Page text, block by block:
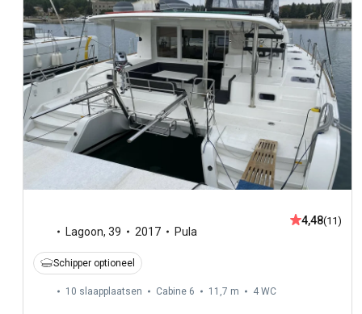
Lagoon, 39 2017 Pula
4,48(11)
Schipper optioneel
10 slaapplaatsen Cabine 6 11,7 m 4 WC